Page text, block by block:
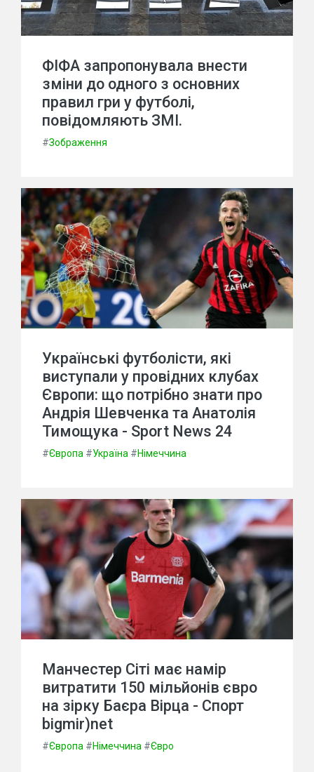
ФІФА запропонувала внести
зміни до одного з основних
правил гри у футболі,
повідомляють ЗМІ.
#Зображення
Українські футболісти, які
виступали у провідних клубах
Європи: що потрібно знати про
Андрія Шевченка та Анатолія
Тимощука - Sport News 24
#Європа #Україна #Німеччина
Манчестер Сіті має намір
витратити 150 мільйонів євро
на зірку Баєра Вірца - Спорт
bigmir)net
#Європа #Німеччина #Євро